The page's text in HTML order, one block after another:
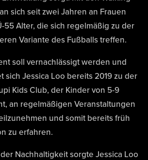
sich seit zwei Jahren an Frauen
55 Alter, die sich regelmäßig zu der
Variante des Fußballs treffen.
soll vernachlässigt werden und
sich Jessica Loo bereits 2019 zu der
Kids Club, der Kinder von 5-9
an regelmäßigen Veranstaltungen
und somit bereits früh
zu erfahren.
Nachhaltigkeit sorgte Jessica Loo